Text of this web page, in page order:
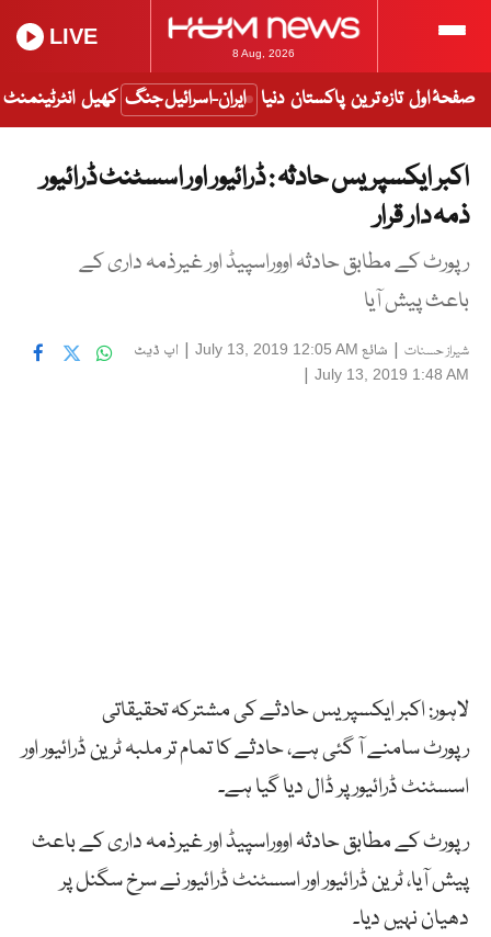
8 Aug, 2026
LIVE
صفحۂ اول تازہ ترین پاکستان دنیا ایران-اسرائیل جنگ کھیل انٹرٹینمنٹ
اکبر ایکسپریس حادثہ : ڈرائیور اور اسسٹنٹ ڈرائیور
ذمہ دار قرار
رپورٹ کے مطابق حادثہ اووراسپیڈ اور غیرذمہ داری کے
باعث پیش آیا
شیراز حسنات | شائع July 13, 2019 12:05 AM
| اپ ڈیٹ
July 13, 2019 1:48 AM
|
لاہور: اکبر ایکسپریس حادثے کی مشترکہ تحقیقاتی
رپورٹ سامنے آ گئی ہے، حادثے کا تمام تر ملبہ ٹرین ڈرائیور اور
اسسٹنٹ ڈرائیور پر ڈال دیا گیا ہے۔
رپورٹ کے مطابق حادثہ اووراسپیڈ اور غیرذمہ داری کے باعث
پیش آیا، ٹرین ڈرائیور اور اسسٹنٹ ڈرائیور نے سرخ سگنل پر
دھیان نہیں دیا۔